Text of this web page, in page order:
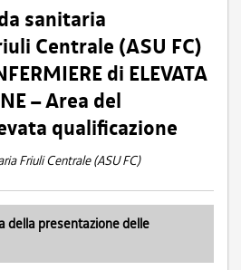
sanitaria
Centrale (ASU FC)
di ELEVATA
– Area del
qualificazione
Friuli Centrale (ASU FC)
della presentazione delle